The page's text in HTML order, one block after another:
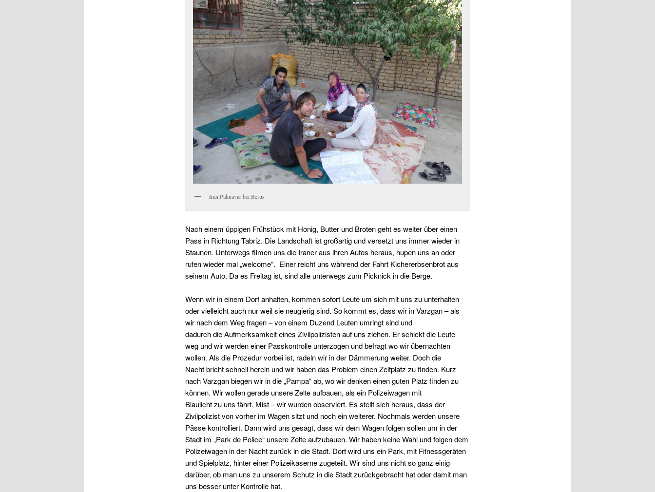
Iran Pahnavar bei Berus
Nach einem üppigen Frühstück mit Honig, Butter und Broten geht es weiter über einen
Pass in Richtung Tabriz. Die Landschaft ist großartig und versetzt uns immer wieder in
Staunen. Unterwegs filmen uns die Iraner aus ihren Autos heraus, hupen uns an oder
rufen wieder mal „welcome“. Einer reicht uns während der Fahrt Kichererbsenbrot aus
seinem Auto. Da es Freitag ist, sind alle unterwegs zum Picknick in die Berge.
Wenn wir in einem Dorf anhalten, kommen sofort Leute um sich mit uns zu unterhalten
oder vielleicht auch nur weil sie neugierig sind. So kommt es, dass wir in Varzgan – als
wir nach dem Weg fragen – von einem Duzend Leuten umringt sind und
dadurch die Aufmerksamkeit eines Zivilpolizisten auf uns ziehen. Er schickt die Leute
weg und wir werden einer Passkontrolle unterzogen und befragt wo wir übernachten
wollen. Als die Prozedur vorbei ist, radeln wir in der Dämmerung weiter. Doch die
Nacht bricht schnell herein und wir haben das Problem einen Zeltplatz zu finden. Kurz
nach Varzgan biegen wir in die „Pampa“ ab, wo wir denken einen guten Platz finden zu
können. Wir wollen gerade unsere Zelte aufbauen, als ein Polizeiwagen mit
Blaulicht zu uns fährt. Mist – wir wurden observiert. Es stellt sich heraus, dass der
Zivilpolizist von vorher im Wagen sitzt und noch ein weiterer. Nochmals werden unsere
Pässe kontrolliert. Dann wird uns gesagt, dass wir dem Wagen folgen sollen um in der
Stadt im „Park de Police“ unsere Zelte aufzubauen. Wir haben keine Wahl und folgen dem
Polizeiwagen in der Nacht zurück in die Stadt. Dort wird uns ein Park, mit Fitnessgeräten
und Spielplatz, hinter einer Polizeikaserne zugeteilt. Wir sind uns nicht so ganz einig
darüber, ob man uns zu unserem Schutz in die Stadt zurückgebracht hat oder damit man
uns besser unter Kontrolle hat.